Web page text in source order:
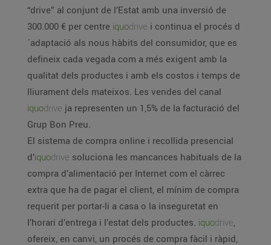
“drive” al conjunt de l’Estat amb una inversió de
300.000 € per centre iquodrive i continua el procés d
´adaptació als nous hàbits del consumidor, que es
defineix cada vegada com a més exigent amb la
qualitat dels productes i amb els costos i temps de
lliurament dels mateixos. Les vendes del canal
iquodrive ja representen un 1,5% de la facturació del
Grup Bon Preu.
El sistema de compra online i recollida presencial
d’iquodrive soluciona les mancances habituals de la
compra d’alimentació per Internet com el càrrec
extra que ha de pagar el client, el mínim de compra
requerit per portar-li a casa o la inseguretat en
l’horari d’entrega i l’estat dels productes. iquodrive,
ofereix, en canvi, un procés de compra fàcil i ràpid,